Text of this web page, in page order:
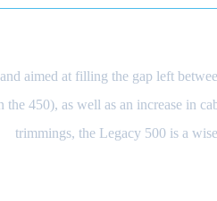
aimed at filling the gap left
the 450), as well as an increase in
trimmings, the Legacy 500 is a